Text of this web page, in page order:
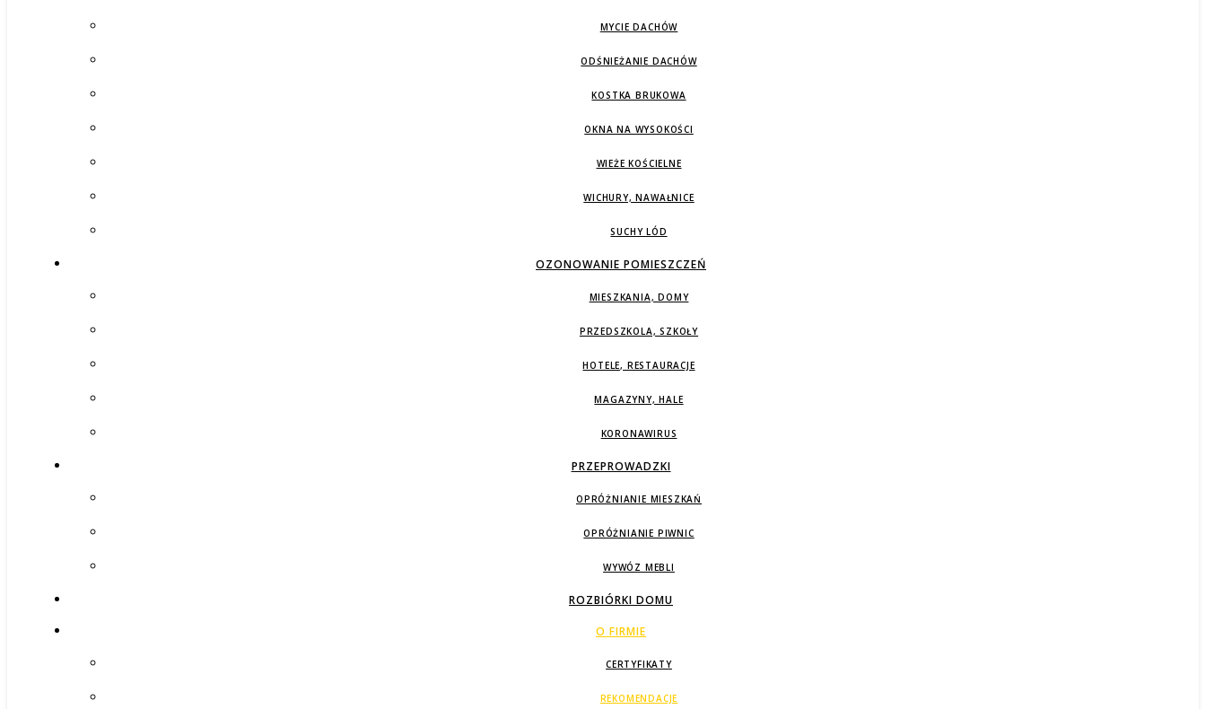
MYCIE DACHÓW
ODŚNIEŻANIE DACHÓW
KOSTKA BRUKOWA
OKNA NA WYSOKOŚCI
WIEŻE KOŚCIELNE
WICHURY, NAWAŁNICE
SUCHY LÓD
OZONOWANIE POMIESZCZEŃ
MIESZKANIA, DOMY
PRZEDSZKOLA, SZKOŁY
HOTELE, RESTAURACJE
MAGAZYNY, HALE
KORONAWIRUS
PRZEPROWADZKI
OPRÓŻNIANIE MIESZKAŃ
OPRÓŻNIANIE PIWNIC
WYWÓZ MEBLI
ROZBIÓRKI DOMU
O FIRMIE
CERTYFIKATY
REKOMENDACJE